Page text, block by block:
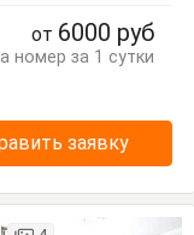
от 6000 руб
номер за 1 сутки
заявку